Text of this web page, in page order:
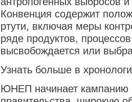
Конвенция содержит
ртути, включая меры
ряде продуктов,
высвобождается или
Узнать больше в
ЮНЕП начинает кампанию